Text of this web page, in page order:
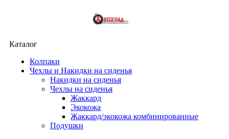
Каталог
Колпаки
Чехлы и Накидки на сиденья
Накидки на сиденья
Чехлы на сиденья
Жаккард
Экокожа
Жаккард/экокожа комбинированные
Подушки